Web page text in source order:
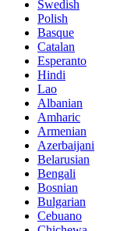
Swedish
Polish
Basque
Catalan
Esperanto
Hindi
Lao
Albanian
Amharic
Armenian
Azerbaijani
Belarusian
Bengali
Bosnian
Bulgarian
Cebuano